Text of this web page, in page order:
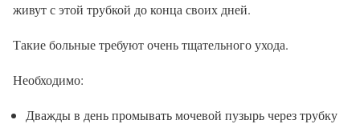
живут с этой трубкой до конца своих дней.
Такие больные требуют очень тщательного ухода.
Необходимо:
Дважды в день промывать мочевой пузырь через трубку